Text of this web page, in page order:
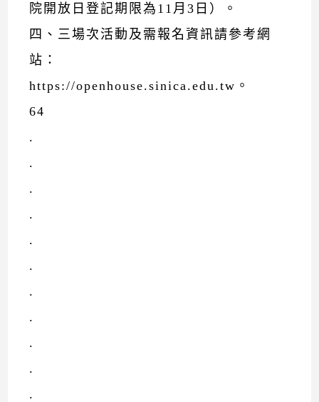
院開放日登記期限為11月3日）。
四、三場次活動及需報名資訊請參考網
站：
https://openhouse.sinica.edu.tw。
64
.
.
.
.
.
.
.
.
.
.
.